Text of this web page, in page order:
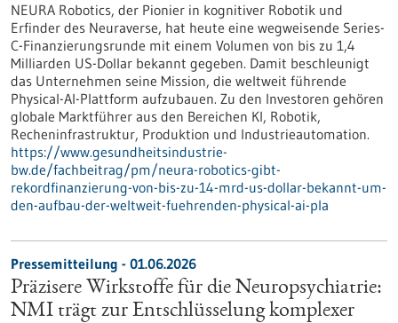
NEURA Robotics, der Pionier in kognitiver Robotik und
Erfinder des Neuraverse, hat heute eine wegweisende Series-
C-Finanzierungsrunde mit einem Volumen von bis zu 1,4
Milliarden US-Dollar bekannt gegeben. Damit beschleunigt
das Unternehmen seine Mission, die weltweit führende
Physical-AI-Plattform aufzubauen. Zu den Investoren gehören
globale Marktführer aus den Bereichen KI, Robotik,
Recheninfrastruktur, Produktion und Industrieautomation.
https://www.gesundheitsindustrie-
bw.de/fachbeitrag/pm/neura-robotics-gibt-
rekordfinanzierung-von-bis-zu-14-mrd-us-dollar-bekannt-um-
den-aufbau-der-weltweit-fuehrenden-physical-ai-pla
Pressemitteilung - 01.06.2026
Präzisere Wirkstoffe für die Neuropsychiatrie:
NMI trägt zur Entschlüsselung komplexer